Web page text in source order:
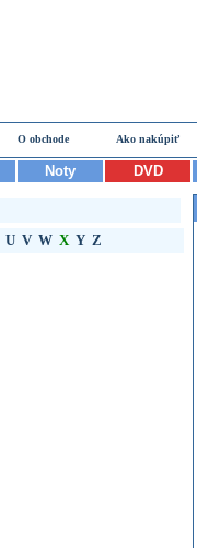
O obchode Ako nakúpiť
Noty DVD
U V W X Y Z